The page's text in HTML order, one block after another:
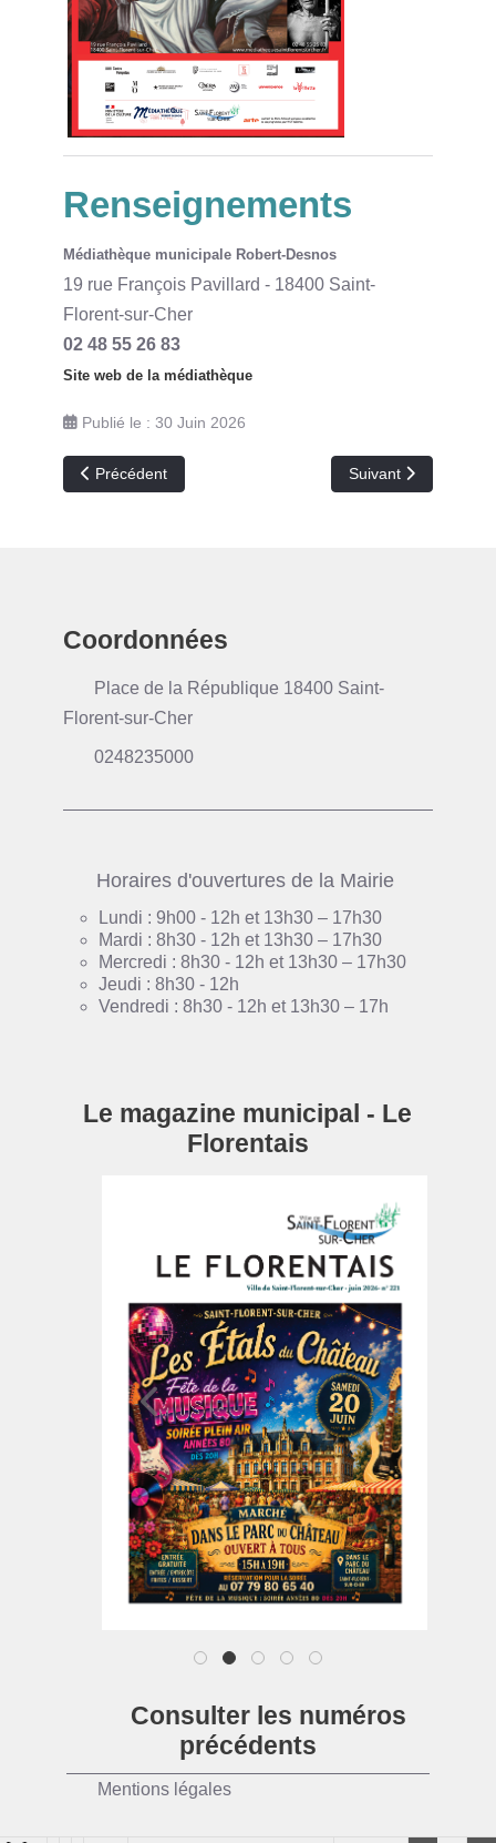
Renseignements
Médiathèque municipale Robert-Desnos
19 rue François Pavillard - 18400 Saint-
Florent-sur-Cher
02 48 55 26 83
Site web de la médiathèque
Publié le : 30 Juin 2026
Article précédent : Les Flo'Lies sur Cher 2026
Précédent Article suivant : Bal
Suivant
Coordonnées
Place de la République 18400 Saint-
Florent-sur-Cher
0248235000
Horaires d'ouvertures de la Mairie
Lundi : 9h00 - 12h et 13h30 – 17h30
Mardi : 8h30 - 12h et 13h30 – 17h30
Mercredi : 8h30 - 12h et 13h30 – 17h30
Jeudi : 8h30 - 12h
Vendredi : 8h30 - 12h et 13h30 – 17h
Le magazine municipal - Le
Florentais
1 2 3 4 5
Consulter les numéros
précédents
Mentions légales